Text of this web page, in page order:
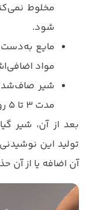
مخلوط
شود.
مایع به‌دست
مواد
شیر
مدت ۳ تا ۵ روز در یخچال نگه دارید.
بعد از آن، شیر
تولید این
آن اضافه یا از آن